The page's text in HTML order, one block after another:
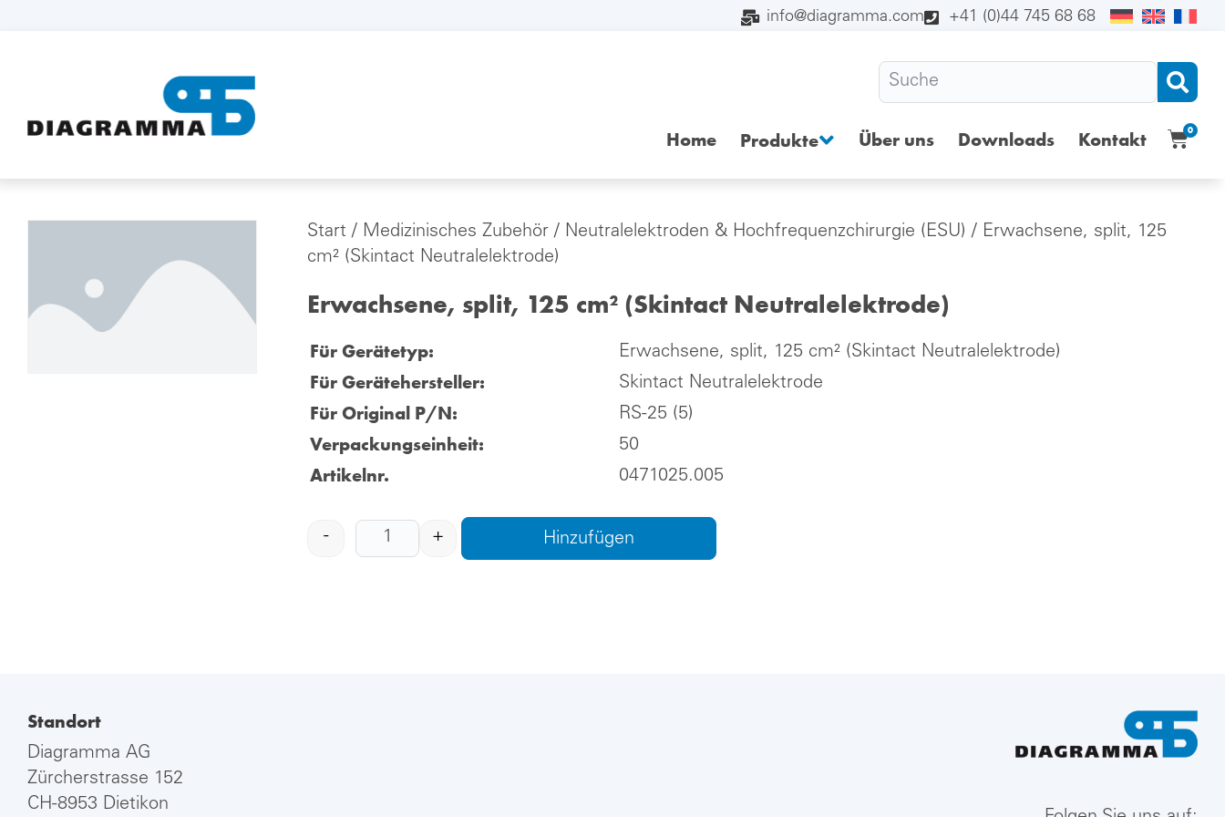
info@diagramma.com +41 (0)44 745 68 68
Home Produkte Über uns Downloads Kontakt 0
Start / Medizinisches Zubehör / Neutralelektroden & Hochfrequenzchirurgie (ESU) / Erwachsene, split, 125
cm² (Skintact Neutralelektrode)
Erwachsene, split, 125 cm² (Skintact Neutralelektrode)
Für Gerätetyp: Erwachsene, split, 125 cm² (Skintact Neutralelektrode)
Für Gerätehersteller: Skintact Neutralelektrode
Für Original P/N: RS-25 (5)
Verpackungseinheit: 50
Artikelnr. 0471025.005
- + Hinzufügen
Standort
Diagramma AG
Zürcherstrasse 152
CH-8953 Dietikon